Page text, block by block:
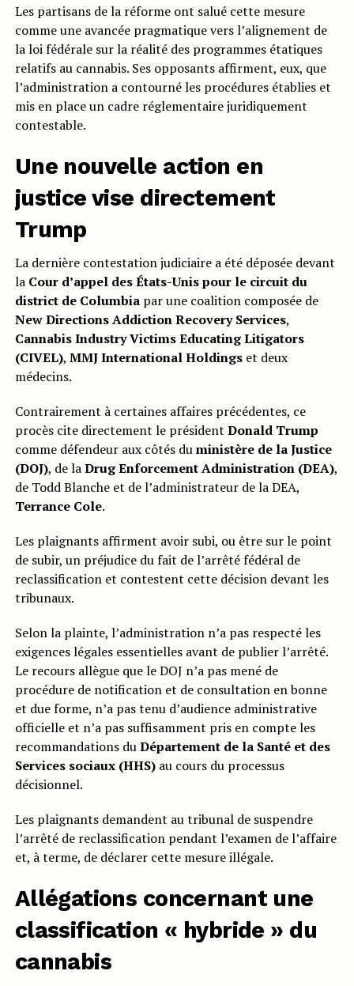
Les partisans de la réforme ont salué cette mesure
comme une avancée pragmatique vers l’alignement de
la loi fédérale sur la réalité des programmes étatiques
relatifs au cannabis. Ses opposants affirment, eux, que
l’administration a contourné les procédures établies et
mis en place un cadre réglementaire juridiquement
contestable.
Une nouvelle action en
justice vise directement
Trump
La dernière contestation judiciaire a été déposée devant
la Cour d’appel des États-Unis pour le circuit du
district de Columbiapar une coalition composée de
New Directions Addiction Recovery Services,
Cannabis Industry Victims Educating Litigators
(CIVEL), MMJ International Holdingset deux
médecins.
Contrairement à certaines affaires précédentes, ce
procès cite directement le président Donald Trump
comme défendeur aux côtés duministère de la Justice
(DOJ), de laDrug Enforcement Administration (DEA),
de Todd Blanche et de l’administrateur de la DEA,
Terrance Cole.
Les plaignants affirment avoir subi, ou être sur le point
de subir, un préjudice du fait de l’arrêté fédéral de
reclassification et contestent cette décision devant les
tribunaux.
Selon la plainte, l’administration n’a pas respecté les
exigences légales essentielles avant de publier l’arrêté.
Le recours allègue que le DOJ n’a pas mené de
procédure de notification et de consultation en bonne
et due forme, n’a pas tenu d’audience administrative
officielle et n’a pas suffisamment pris en compte les
recommandations duDépartement de la Santé et des
Services sociaux (HHS)au cours du processus
décisionnel.
Les plaignants demandent au tribunal de suspendre
l’arrêté de reclassification pendant l’examen de l’affaire
et, à terme, de déclarer cette mesure illégale.
Allégations concernant une
classification « hybride » du
cannabis